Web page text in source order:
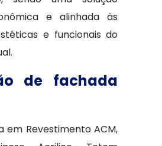
e alinhada às
e funcionais do
de fachada
em Revestimento ACM,